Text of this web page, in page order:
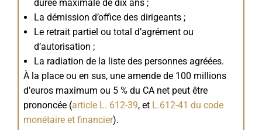
durée maximale de dix ans ;
La démission d’office des dirigeants ;
Le retrait partiel ou total d’agrément ou
d’autorisation ;
La radiation de la liste des personnes agréées.
À la place ou en sus, une amende de 100 millions
d’euros maximum ou 5 % du CA net peut être
prononcée (article L. 612-39, et L.612-41 du code
monétaire et financier).